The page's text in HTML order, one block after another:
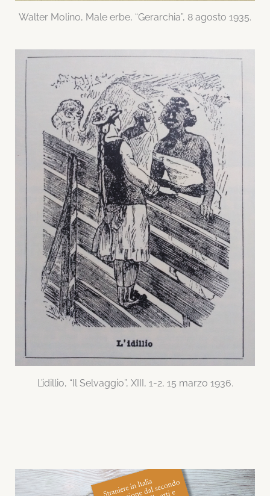
Walter Molino, Male erbe, “Gerarchia”, 8 agosto 1935.
L’idillio, “Il Selvaggio”, XIII, 1-2, 15 marzo 1936.